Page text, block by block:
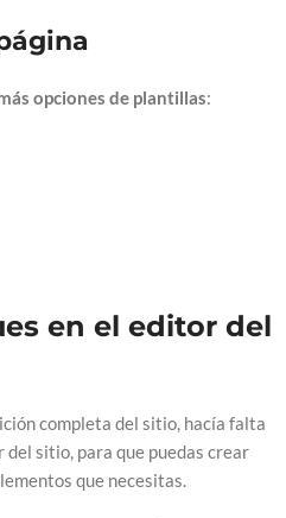
opciones de plantillas:
en el editor del
completa del sitio, hacía falta
sitio, para que puedas crear
que necesitas.